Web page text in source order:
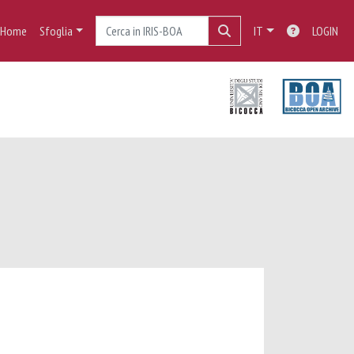
Home Sfoglia IT LOGIN